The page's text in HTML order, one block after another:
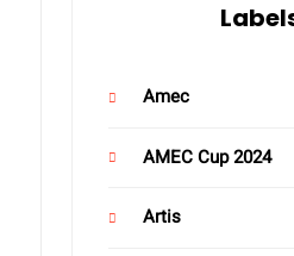
Amec
AMEC Cup 2024
Artis